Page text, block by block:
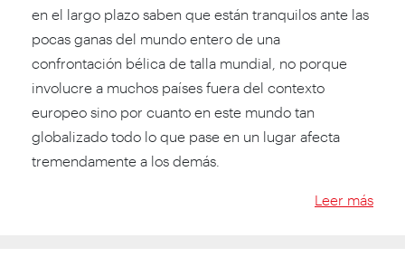
en el largo plazo saben que están tranquilos ante las
pocas ganas del mundo entero de una
confrontación bélica de talla mundial, no porque
involucre a muchos países fuera del contexto
europeo sino por cuanto en este mundo tan
globalizado todo lo que pase en un lugar afecta
tremendamente a los demás.
Leer más